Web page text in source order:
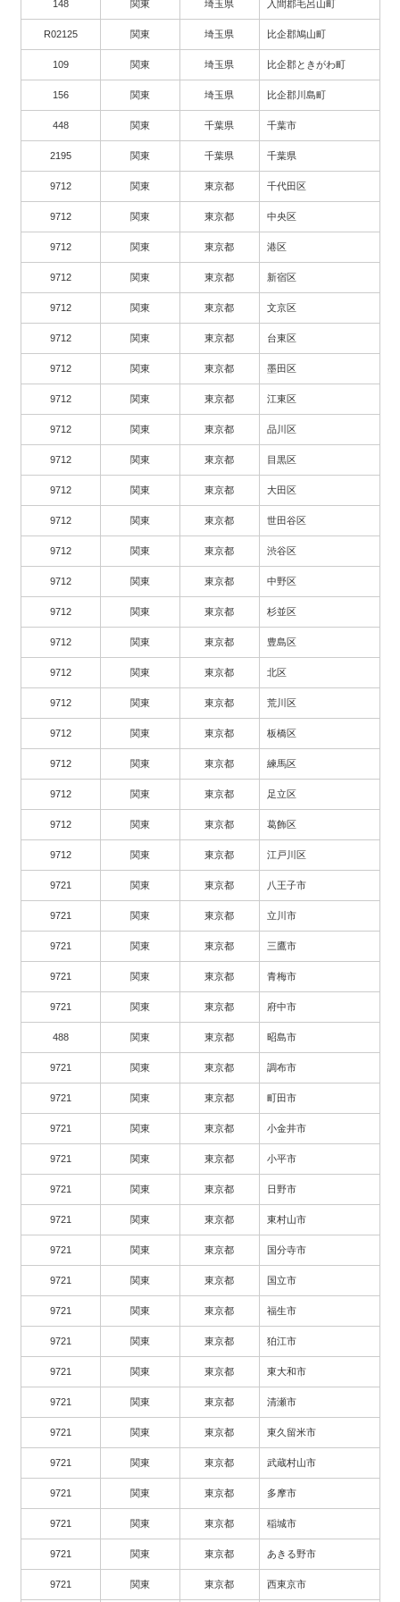
148 関東 埼玉県 入間郡毛呂山町
R02125 関東 埼玉県 比企郡鳩山町
109 関東 埼玉県 比企郡ときがわ町
156 関東 埼玉県 比企郡川島町
448 関東 千葉県 千葉市
2195 関東 千葉県 千葉県
9712 関東 東京都 千代田区
9712 関東 東京都 中央区
9712 関東 東京都 港区
9712 関東 東京都 新宿区
9712 関東 東京都 文京区
9712 関東 東京都 台東区
9712 関東 東京都 墨田区
9712 関東 東京都 江東区
9712 関東 東京都 品川区
9712 関東 東京都 目黒区
9712 関東 東京都 大田区
9712 関東 東京都 世田谷区
9712 関東 東京都 渋谷区
9712 関東 東京都 中野区
9712 関東 東京都 杉並区
9712 関東 東京都 豊島区
9712 関東 東京都 北区
9712 関東 東京都 荒川区
9712 関東 東京都 板橋区
9712 関東 東京都 練馬区
9712 関東 東京都 足立区
9712 関東 東京都 葛飾区
9712 関東 東京都 江戸川区
9721 関東 東京都 八王子市
9721 関東 東京都 立川市
9721 関東 東京都 三鷹市
9721 関東 東京都 青梅市
9721 関東 東京都 府中市
488 関東 東京都 昭島市
9721 関東 東京都 調布市
9721 関東 東京都 町田市
9721 関東 東京都 小金井市
9721 関東 東京都 小平市
9721 関東 東京都 日野市
9721 関東 東京都 東村山市
9721 関東 東京都 国分寺市
9721 関東 東京都 国立市
9721 関東 東京都 福生市
9721 関東 東京都 狛江市
9721 関東 東京都 東大和市
9721 関東 東京都 清瀬市
9721 関東 東京都 東久留米市
9721 関東 東京都 武蔵村山市
9721 関東 東京都 多摩市
9721 関東 東京都 稲城市
9721 関東 東京都 あきる野市
9721 関東 東京都 西東京市